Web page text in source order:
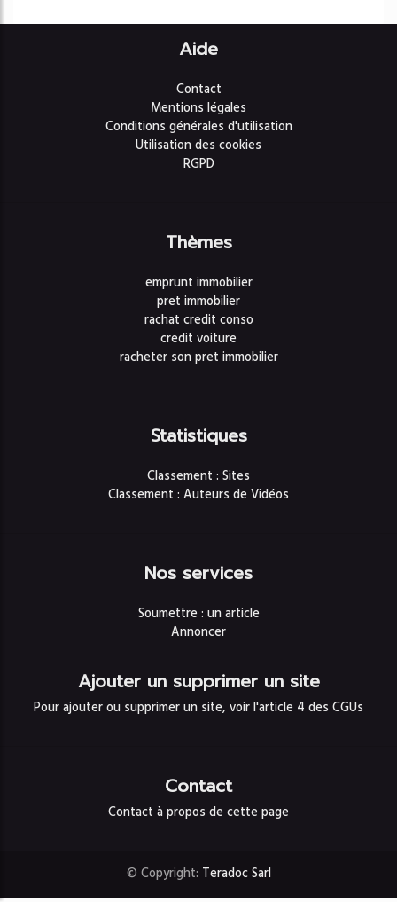
Aide
Contact
Mentions légales
Conditions générales d'utilisation
Utilisation des cookies
RGPD
Thèmes
emprunt immobilier
pret immobilier
rachat credit conso
credit voiture
racheter son pret immobilier
Statistiques
Classement : Sites
Classement : Auteurs de Vidéos
Nos services
Soumettre : un article
Annoncer
Ajouter un supprimer un site
Pour ajouter ou supprimer un site, voir l'article 4 des CGUs
Contact
Contact à propos de cette page
© Copyright: Teradoc Sarl